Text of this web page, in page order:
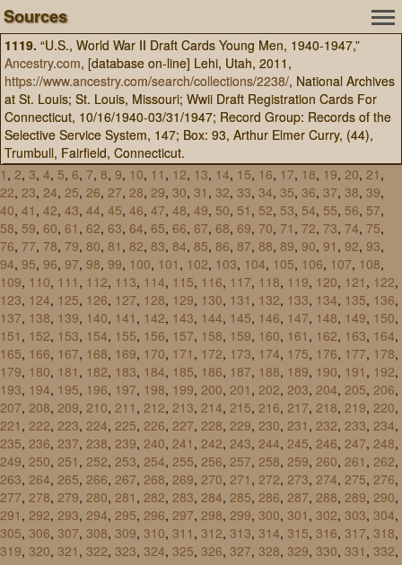
Sources
1119. “U.S., World War II Draft Cards Young Men, 1940-1947,”
Ancestry.com, [database on-line] Lehi, Utah, 2011,
https://www.ancestry.com/search/collections/2238/, National Archives
at St. Louis; St. Louis, Missouri; Wwii Draft Registration Cards For
Connecticut, 10/16/1940-03/31/1947; Record Group: Records of the
Selective Service System, 147; Box: 93, Arthur Elmer Curry, (44),
Trumbull, Fairfield, Connecticut.
1 , 2, 3, 4, 5, 6, 7, 8, 9, 10, 11 , 12, 13, 14, 15, 16, 17, 18, 19, 20, 21 ,
22, 23, 24, 25, 26, 27, 28, 29, 30, 31 , 32, 33, 34, 35, 36, 37, 38, 39,
40, 41 , 42, 43, 44, 45, 46, 47, 48, 49, 50, 51 , 52, 53, 54, 55, 56, 57,
58, 59, 60, 61 , 62, 63, 64, 65, 66, 67, 68, 69, 70, 71 , 72, 73, 74, 75,
76, 77, 78, 79, 80, 81 , 82, 83, 84, 85, 86, 87, 88, 89, 90, 91 , 92, 93,
94, 95, 96, 97, 98, 99, 100, 101 , 102, 103, 104, 105, 106, 107, 108,
109, 110, 111 , 112, 113, 114, 115, 116, 117, 118, 119, 120, 121 , 122,
123, 124, 125, 126, 127, 128, 129, 130, 131 , 132, 133, 134, 135, 136,
137, 138, 139, 140, 141 , 142, 143, 144, 145, 146, 147, 148, 149, 150,
151 , 152, 153, 154, 155, 156, 157, 158, 159, 160, 161 , 162, 163, 164,
165, 166, 167, 168, 169, 170, 171 , 172, 173, 174, 175, 176, 177, 178,
179, 180, 181 , 182, 183, 184, 185, 186, 187, 188, 189, 190, 191 , 192,
193, 194, 195, 196, 197, 198, 199, 200, 201 , 202, 203, 204, 205, 206,
207, 208, 209, 210, 211 , 212, 213, 214, 215, 216, 217, 218, 219, 220,
221 , 222, 223, 224, 225, 226, 227, 228, 229, 230, 231 , 232, 233, 234,
235, 236, 237, 238, 239, 240, 241 , 242, 243, 244, 245, 246, 247, 248,
249, 250, 251 , 252, 253, 254, 255, 256, 257, 258, 259, 260, 261 , 262,
263, 264, 265, 266, 267, 268, 269, 270, 271 , 272, 273, 274, 275, 276,
277, 278, 279, 280, 281 , 282, 283, 284, 285, 286, 287, 288, 289, 290,
291 , 292, 293, 294, 295, 296, 297, 298, 299, 300, 301 , 302, 303, 304,
305, 306, 307, 308, 309, 310, 311 , 312, 313, 314, 315, 316, 317, 318,
319, 320, 321 , 322, 323, 324, 325, 326, 327, 328, 329, 330, 331 , 332,